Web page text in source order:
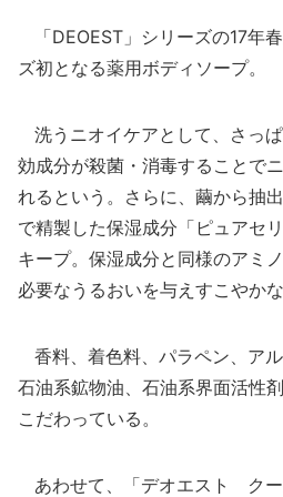
「DEOEST」シリーズの17年
ズ初となる薬用ボディソープ。
洗うニオイケアとして、さっ
効成分が殺菌・消毒することで
れるという。さらに、繭から抽
で精製した保湿成分「ピュアセ
キープ。保湿成分と同様のアミ
必要なうるおいを与えすこやか
香料、着色料、パラペン、アル
石油系鉱物油、石油系界面活性
こだわっている。
あわせて、「デオエスト ク